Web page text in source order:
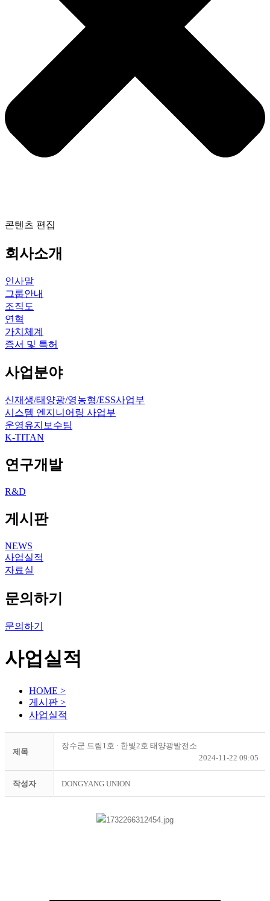
콘텐츠 편집
회사소개
인사말
그룹안내
조직도
연혁
가치체계
증서 및 특허
사업분야
신재생/태양광/영농형/ESS사업부
시스템 엔지니어링 사업부
운영유지보수팀
K-TITAN
연구개발
R&D
게시판
NEWS
사업실적
자료실
문의하기
문의하기
사업실적
HOME >
게시판 >
사업실적
제목
장수군 드림1호 · 한빛2호 태양광발전소
2024-11-22 09:05
작성자 DONGYANG UNION